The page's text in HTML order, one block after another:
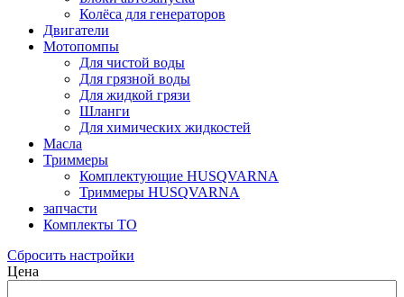
Колёса для генераторов
Двигатели
Мотопомпы
Для чистой воды
Для грязной воды
Для жидкой грязи
Шланги
Для химических жидкостей
Масла
Триммеры
Комплектующие HUSQVARNA
Триммеры HUSQVARNA
запчасти
Комплекты ТО
Сбросить настройки
Цена